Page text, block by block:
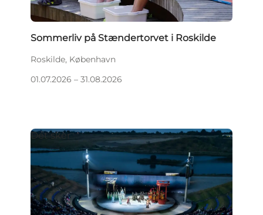
Sommerliv på Stændertorvet i Roskilde
Roskilde, København
01.07.2026 – 31.08.2026
Det sker